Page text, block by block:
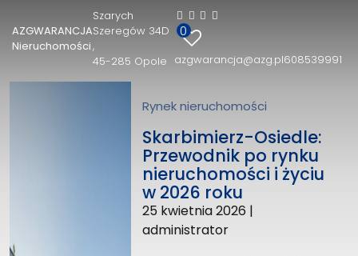
AZGWARANCJA
Nieruchomości
Szarych
Szeregów 34D
45-285 Opole
0
azgwarancja@azg.pl608539991
AZGWARANCJA Nieruchomości
Szarych Szeregów 34D
45-285 Opole
Rynek nieruchomości
Skarbimierz-Osiedle:
Przewodnik po rynku
nieruchomości i życiu
w 2026 roku
25 kwietnia 2026 |
administrator